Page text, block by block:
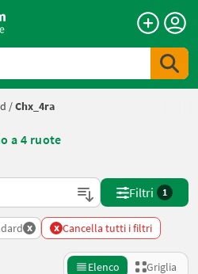
/Chx_4ra
a 4 ruote
Landwirt.com
Filtri 1
x x Cancella tutti i filtri
Elenco Griglia